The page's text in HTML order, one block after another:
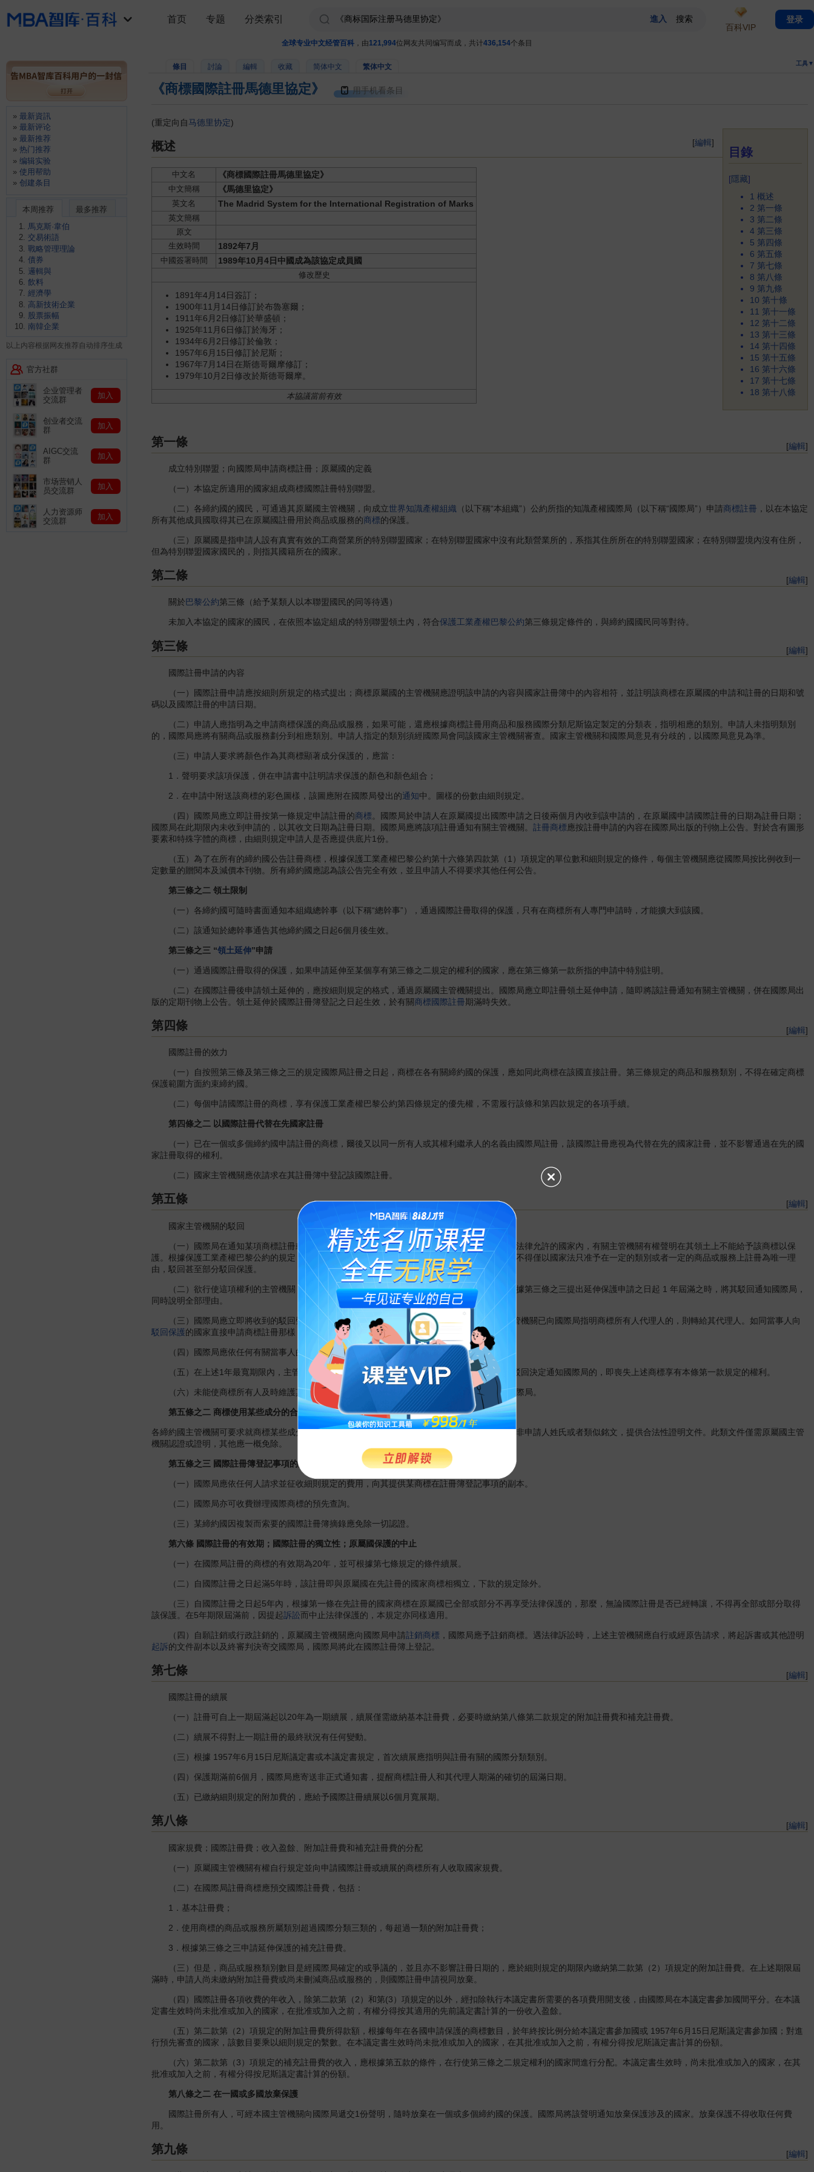
全球专业中文经管百科 ，由121,994位网友共同编写而成，共计436,154个条目
條目 討論 編輯 收藏 简体中文 繁体中文 工具▼
《商標國際註冊馬德里協定》 用手机看条目
(重定向自马德里协定)
目錄
[隱藏]
1 概述
2 第一條
3 第二條
4 第三條
5 第四條
6 第五條
7 第七條
8 第八條
9 第九條
10 第十條
11 第十一條
12 第十二條
13 第十三條
14 第十四條
15 第十五條
16 第十六條
17 第十七條
18 第十八條
[編輯]
概述
中文名 《商標國際註冊馬德里協定》
中文簡稱 《馬德里協定》
英文名 The Madrid System for the International Registration of Marks
英文簡稱
原文
生效時間
1892年7月
中國簽署時間 1989年10月4日中國成為該協定成員國
修改歷史
1891年4月14日簽訂；
1900年11月14日修訂於布魯塞爾；
1911年6月2日修訂於華盛頓；
1925年11月6日修訂於海牙；
1934年6月2日修訂於倫敦；
1957年6月15日修訂於尼斯；
1967年7月14日在斯德哥爾摩修訂；
1979年10月2日修改於斯德哥爾摩。
本協議當前有效
[編輯]
第一條
成立特別聯盟；向國際局申請商標註冊；原屬國的定義
（一）本協定所適用的國家組成商標國際註冊特別聯盟。
（二）各締約國的國民，可通過其原屬國主管機關，向成立世界知識產權組織 （以下稱“本組織”）公約所指的知識產權國際局（以下稱“國際局”）申請商標註冊 ，以在本協定
所有其他成員國取得其已在原屬國註冊用於商品或服務的商標的保護。
（三）原屬國是指申請人設有真實有效的工商營業所的特別聯盟國家；在特別聯盟國家中沒有此類營業所的，系指其住所所在的特別聯盟國家；在特別聯盟境內沒有住所，
但為特別聯盟國家國民的，則指其國籍所在的國家。
[編輯]
第二條
關於巴黎公約第三條（給予某類人以本聯盟國民的同等待遇）
未加入本協定的國家的國民，在依照本協定組成的特別聯盟領土內，符合保護工業產權巴黎公約第三條規定條件的，與締約國國民同等對待。
[編輯]
第三條
國際註冊申請的內容
（一）國際註冊申請應按細則所規定的格式提出；商標原屬國的主管機關應證明該申請的內容與國家註冊簿中的內容相符，並註明該商標在原屬國的申請和註冊的日期和號
碼以及國際註冊的申請日期。
（二）申請人應指明為之申請商標保護的商品或服務，如果可能，還應根據商標註冊用商品和服務國際分類尼斯協定製定的分類表，指明相應的類別。申請人未指明類別
的，國際局應將有關商品或服務劃分到相應類別。申請人指定的類別須經國際局會同該國家主管機關審查。國家主管機關和國際局意見有分歧的，以國際局意見為準。
（三）申請人要求將顏色作為其商標顯著成分保護的，應當：
1．聲明要求該項保護，併在申請書中註明請求保護的顏色和顏色組合；
2．在申請中附送該商標的彩色圖樣，該圖應附在國際局發出的通知中。圖樣的份數由細則規定。
（四）國際局應立即註冊按第一條規定申請註冊的商標。國際局於申請人在原屬國提出國際申請之日後兩個月內收到該申請的，在原屬國申請國際註冊的日期為註冊日期；
國際局在此期限內未收到申請的，以其收文日期為註冊日期。國際局應將該項註冊通知有關主管機關。 註冊商標應按註冊申請的內容在國際局出版的刊物上公告。對於含有圖形
要素和特殊字體的商標，由細則規定申請人是否應提供底片1份。
（五）為了在所有的締約國公告註冊商標，根據保護工業產權巴黎公約第十六條第四款第（1）項規定的單位數和細則規定的條件，每個主管機關應從國際局按比例收到一
定數量的贈閱本及減價本刊物。所有締約國應認為該公告完全有效，並且申請人不得要求其他任何公告。
第三條之二 領土限制
（一）各締約國可隨時書面通知本組織總幹事（以下稱“總幹事”），通過國際註冊取得的保護，只有在商標所有人專門申請時，才能擴大到該國。
（二）該通知於總幹事通告其他締約國之日起6個月後生效。
第三條之三 “領土延伸”申請
（一）通過國際註冊取得的保護，如果申請延伸至某個享有第三條之二規定的權利的國家，應在第三條第一款所指的申請中特別註明。
（二）在國際註冊後申請領土延伸的，應按細則規定的格式，通過原屬國主管機關提出。國際局應立即註冊領土延伸申請，隨即將該註冊通知有關主管機關，併在國際局出
版的定期刊物上公告。領土延伸於國際註冊簿登記之日起生效，於有關商標國際註冊期滿時失效。
[編輯]
第四條
國際註冊的效力
（一）自按照第三條及第三條之三的規定國際局註冊之日起，商標在各有關締約國的保護，應如同此商標在該國直接註冊。第三條規定的商品和服務類別，不得在確定商標
保護範圍方面約束締約國。
（二）每個申請國際註冊的商標，享有保護工業產權巴黎公約第四條規定的優先權，不需履行該條和第四款規定的各項手續。
第四條之二 以國際註冊代替在先國家註冊
（一）已在一個或多個締約國申請註冊的商標，爾後又以同一所有人或其權利繼承人的名義由國際局註冊，該國際註冊應視為代替在先的國家註冊，並不影響通過在先的國
家註冊取得的權利。
（二）國家主管機關應依請求在其註冊簿中登記該國際註冊。
[編輯]
第五條
國家主管機關的駁回
（一）國際局在通知某項商標註冊或根據第三條之三提出延伸保護申請的國家主管機關後，在法律允許的國家內，有關主管機關有權聲明在其領土上不能給予該商標以保
護。根據保護工業產權巴黎公約的規定，只能以適用於申請國家註冊商標的條件提出此類駁回。但不得僅以國家法只准予在一定的類別或者一定的商品或服務上註冊為唯一理
由，駁回甚至部分駁回保護。
（二）欲行使這項權利的主管機關，應在其國家法規定的期限內，並最遲於商標國際註冊或根據第三條之三提出延伸保護申請之日起 1 年屆滿之時，將其駁回通知國際局，
同時說明全部理由。
（三）國際局應立即將收到的駁回聲明抄件各1份轉給原屬國主管機關和商標所有人，如該主管機關已向國際局指明商標所有人代理人的，則轉給其代理人。如同當事人向
駁回保護的國家直接申請商標註冊那樣，他應享有同樣的申訴權利。
（四）國際局應依任何有關當事人的請求，通知其駁回商標的全部理由。
（五）在上述1年最寬期限內，主管機關未將關於商標註冊或延伸保護申請的任何臨時或最終駁回決定通知國際局的，即喪失上述商標享有本條第一款規定的權利。
（六）未能使商標所有人及時維護其權利的，主管機關不得宣佈國際商標無效。無效應通知國際局。
第五條之二 商標使用某些成分的合法性證明文件
各締約國主管機關可要求就商標某些成分的使用，如紋章、徽章、肖像、勛章、頭銜、廠商名稱或非申請人姓氏或者類似銘文，提供合法性證明文件。此類文件僅需原屬國主管
機關認證或證明，其他應一概免除。
第五條之三 國際註冊簿登記事項的副本；預先查詢；國際註冊簿摘錄
（一）國際局應依任何人請求並征收細則規定的費用，向其提供某商標在註冊簿登記事項的副本。
（二）國際局亦可收費辦理國際商標的預先查詢。
（三）某締約國因複製而索要的國際註冊簿摘錄應免除一切認證。
第六條 國際註冊的有效期；國際註冊的獨立性；原屬國保護的中止
（一）在國際局註冊的商標的有效期為20年，並可根據第七條規定的條件續展。
（二）自國際註冊之日起滿5年時，該註冊即與原屬國在先註冊的國家商標相獨立，下款的規定除外。
（三）自國際註冊之日起5年內，根據第一條在先註冊的國家商標在原屬國已全部或部分不再享受法律保護的，那麼，無論國際註冊是否已經轉讓，不得再全部或部分取得
該保護。在5年期限屆滿前，因提起訴訟而中止法律保護的，本規定亦同樣適用。
（四）自願註銷或行政註銷的，原屬國主管機關應向國際局申請註銷商標 ，國際局應予註銷商標。遇法律訴訟時，上述主管機關應自行或經原告請求，將起訴書或其他證明
起訴的文件副本以及終審判決寄交國際局，國際局將此在國際註冊簿上登記。
[編輯]
第七條
國際註冊的續展
（一）註冊可自上一期屆滿起以20年為一期續展，續展僅需繳納基本註冊費，必要時繳納第八條第二款規定的附加註冊費和補充註冊費。
（二）續展不得對上一期註冊的最終狀況有任何變動。
（三）根據 1957年6月15日尼斯議定書或本議定書規定，首次續展應指明與註冊有關的國際分類類別。
（四）保護期滿前6個月，國際局應寄送非正式通知書，提醒商標註冊人和其代理人期滿的確切的屆滿日期。
（五）已繳納細則規定的附加費的，應給予國際註冊續展以6個月寬展期。
[編輯]
第八條
國家規費；國際註冊費；收入盈餘、附加註冊費和補充註冊費的分配
（一）原屬國主管機關有權自行規定並向申請國際註冊或續展的商標所有人收取國家規費。
（二）在國際局註冊商標應預交國際註冊費，包括：
1．基本註冊費；
2．使用商標的商品或服務所屬類別超過國際分類三類的，每超過一類的附加註冊費；
3．根據第三條之三申請延伸保護的補充註冊費。
（三）但是，商品或服務類別數目是經國際局確定的或爭議的，並且亦不影響註冊日期的，應於細則規定的期限內繳納第二款第（2）項規定的附加註冊費。在上述期限屆
滿時，申請人尚未繳納附加註冊費或尚未刪減商品或服務的，則國際註冊申請視同放棄。
（四）國際註冊各項收費的年收入，除第二款第（2）和第(3）項規定的以外，經扣除執行本議定書所需要的各項費用開支後，由國際局在本議定書參加國間平分。在本議
定書生效時尚未批准或加入的國家，在批准或加入之前，有權分得按其適用的先前議定書計算的一份收入盈餘。
（五）第二款第（2）項規定的附加註冊費所得款額，根據每年在各國申請保護的商標數目，於年終按比例分給本議定書參加國或 1957年6月15日尼斯議定書參加國；對進
行預先審查的國家，該數目要乘以細則規定的繫數。在本議定書生效時尚未批准或加入的國家，在其批准或加入之前，有權分得按尼斯議定書計算的份額。
（六）第二款第（3）項規定的補充註冊費的收入，應根據第五款的條件，在行使第三條之二規定權利的國家間進行分配。本議定書生效時，尚未批准或加入的國家，在其
批准或加入之前，有權分得按尼斯議定書計算的份額。
第八條之二 在一國或多國放棄保護
國際註冊所有人，可經本國主管機關向國際局遞交1份聲明，隨時放棄在一個或多個締約國的保護。國際局將該聲明通知放棄保護涉及的國家。放棄保護不得收取任何費
用。
[編輯]
第九條
首页 专题 分类索引
百科VIP
登录
最新資訊
最新评论
最新推荐
热门推荐
编辑实验
使用帮助
创建条目
本周推荐
最多推荐
馬克斯·韋伯
交易術語
戰略管理理論
債券
邏輯與
飲料
經濟學
高新技術企業
股票振幅
南韓企業
以上内容根据网友推荐自动排序生成
官方社群
企业管理者
交流群
加入
创业者交流
群
加入
AIGC交流
群
加入
市场营销人
员交流群
加入
人力资源师
交流群
加入